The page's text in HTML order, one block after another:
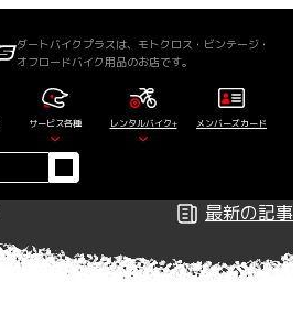
ダートバイクプラスは、モトクロス・ビンテージ・
オフロードバイク用品のお店です。
サービス各種 レンタルバイク+ メンバーズカード
最新の記事